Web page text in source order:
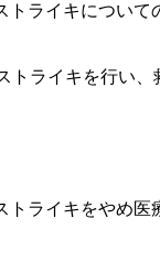
ライキについて
トライキを行い
ライキをやめ